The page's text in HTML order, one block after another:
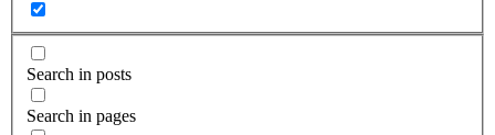
Search in posts
Search in pages